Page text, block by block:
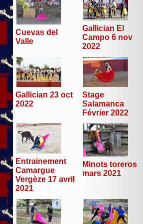
Cuevas del
Valle
Gallician El
Campo 6 nov
2022
Gallician 23 oct
2022
Stage
Salamanca
Février 2022
Entrainement
Camargue
Vergèze 17 avril
2021
Minots toreros
mars 2021